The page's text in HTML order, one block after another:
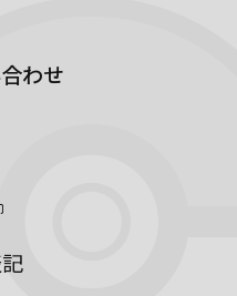
わせ